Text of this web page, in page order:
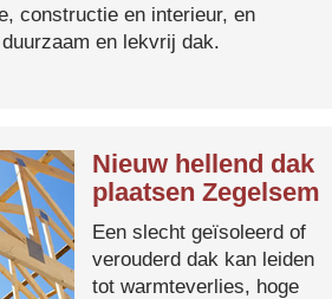
constructie en interieur, en
en lekvrij dak.
Nieuw hellend dak
plaatsen Zegelsem
Een slecht geïsoleerd of
verouderd dak kan leiden
tot warmteverlies, hoge